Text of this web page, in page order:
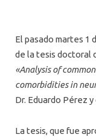
El pasado martes 1
de la tesis doctoral
«Analysis of
comorbidities in
Dr. Eduardo Pérez
La tesis, que fue